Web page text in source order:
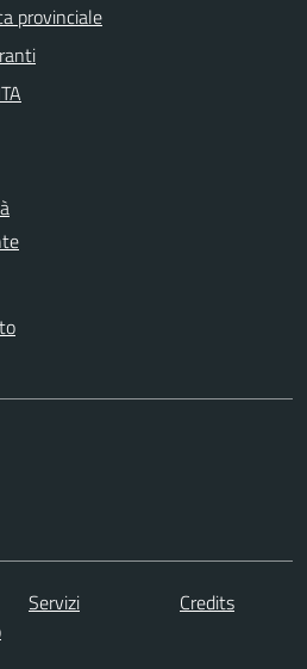
provinciale
Servizi
Credits